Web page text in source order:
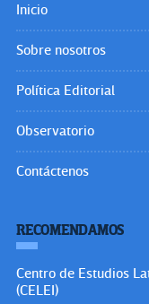
Inicio
Sobre nosotros
Política Editorial
Observatorio
Contáctenos
RECOMENDAMOS
Centro de Estudios
(CELEI)